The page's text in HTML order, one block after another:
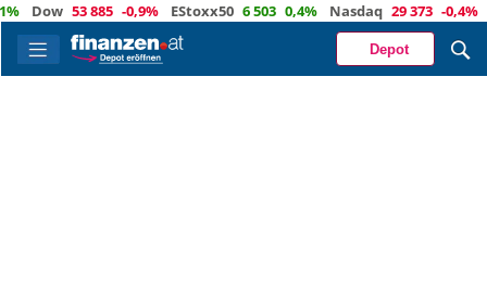
Dow 53 885 -0,9% EStoxx50 6 503 0,4% Nasdaq 29 373 -0,4% Öl
Depot